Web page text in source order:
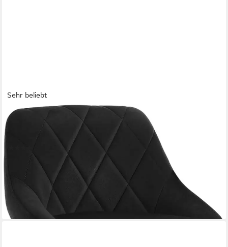
Sehr beliebt
WOLTU
Barhocker (1 St), gepolsterte Sitzfläche Höhenverstellbar 360°
57,77 € UVP 119,99 €
nur bis Dienstag
lieferbar - in 3-4 Werktagen bei dir